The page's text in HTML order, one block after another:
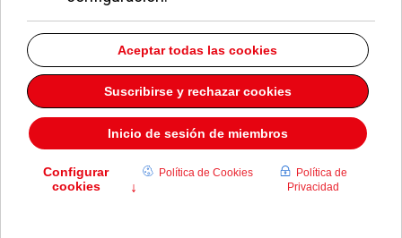
Descargar la información como:
EN PORTADA
Pozuelo aprueba las 775 viviendas de Huerta Grande